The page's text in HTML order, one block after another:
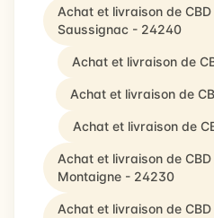
Achat et livraison de
Saussignac - 24240
Achat et livraison de
Achat et livraison de
Achat et livraison de
Achat et livraison de
Montaigne - 24230
Achat et livraison de